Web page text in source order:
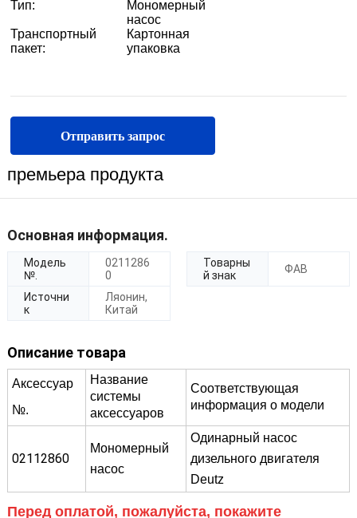
Отправить запрос
премьера продукта